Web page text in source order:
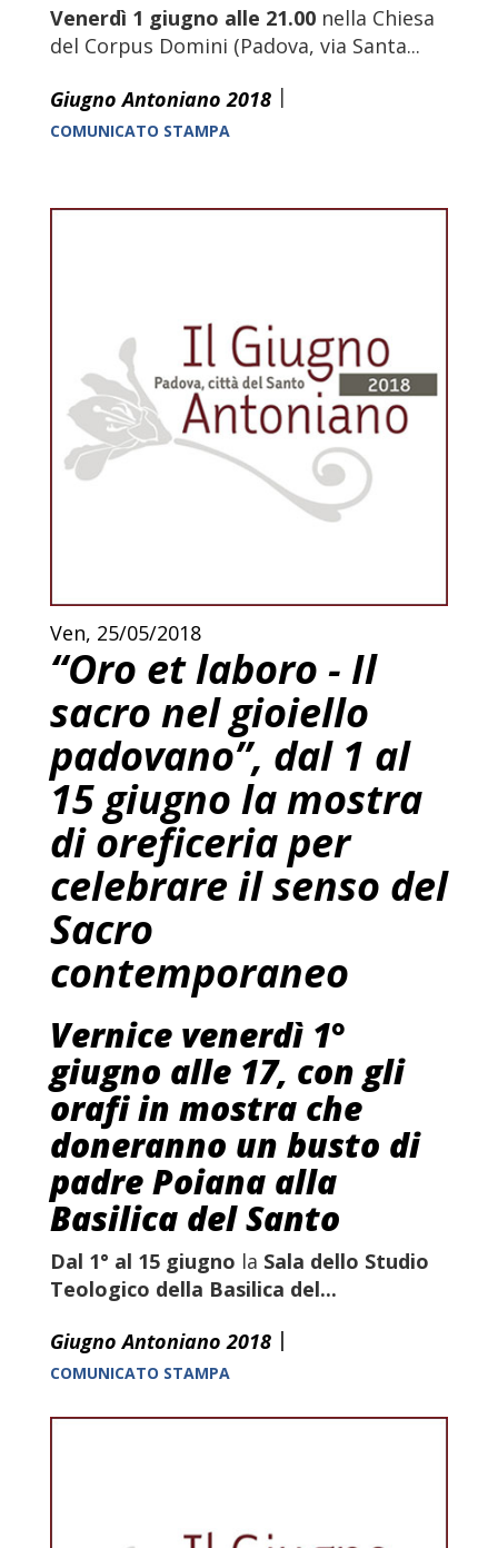
Venerdì 1 giugno alle 21.00 nella Chiesa
del Corpus Domini (Padova, via Santa...
Giugno Antoniano 2018 |
COMUNICATO STAMPA
Ven, 25/05/2018
“Oro et laboro - Il
sacro nel gioiello
padovano”, dal 1 al
15 giugno la mostra
di oreficeria per
celebrare il senso del
Sacro
contemporaneo
Vernice venerdì 1°
giugno alle 17, con gli
orafi in mostra che
doneranno un busto di
padre Poiana alla
Basilica del Santo
Dal 1° al 15 giugno la Sala dello Studio
Teologico della Basilica del...
Giugno Antoniano 2018 |
COMUNICATO STAMPA